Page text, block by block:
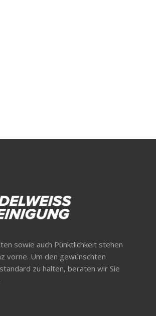
sowie auch Pünktlichkeit stehen
vorne. Um den gewünschten
zu halten, beraten wir Sie